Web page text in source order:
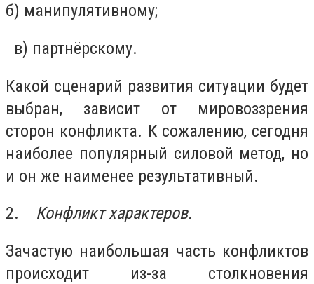
б) манипулятивному;
в) партнёрскому.
Какой сценарий развития ситуации будет
выбран, зависит от мировоззрения
сторон конфликта. К сожалению, сегодня
наиболее популярный силовой метод, но
и он же наименее результативный.
2. Конфликт характеров.
Зачастую наибольшая часть конфликтов
происходит из-за столкновения